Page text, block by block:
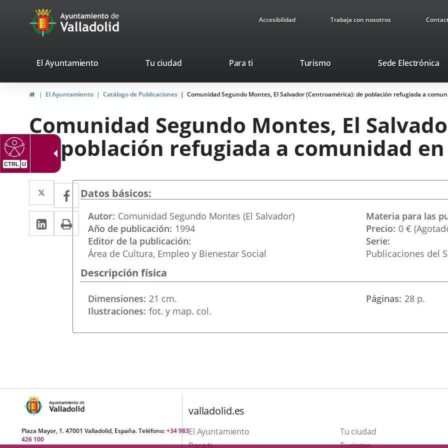
CTRL U
Portal
Web
Ayuntamiento
de
Accesibilidad Trabaja con nosotros
valladolid.es
El Ayuntamiento Tu ciudad Para ti TurismoEste
se
abrirá
una
ventana
Sede Electrónica
InicioEl Ayuntamiento Catálogo de Publicaciones Comunidad Segundo Montes, El Salvador (Centroamérica): de población refugiada a
Comunidad Segundo Montes, El
de población refugiada a comunidad
Twitter
Enlace
a
una
aplicación
externa.
Facebook
Enlace
a
una
aplicación
externa.
LinkedIn
Enlace
a
aplicación
externa.
Imprimir
Datos básicos
Autor Comunidad Segundo Montes (El Salvador)
Año de publicación 1994
Editor de la publicación
Área de Cultura, Empleo y Bienestar Social
Materia para las
Precio 0 €
Serie
Publicaciones del
Descripción física
Dimensiones 21 cm.
Ilustraciones fot. y map. col.
Páginas 28 p.
Plaza Mayor, 1. 47001 Valladolid, España. Teléfono:+34 983
426 100
valladolid.es
El Ayuntamiento
Tu ciudad
Para ti
TurismoEste